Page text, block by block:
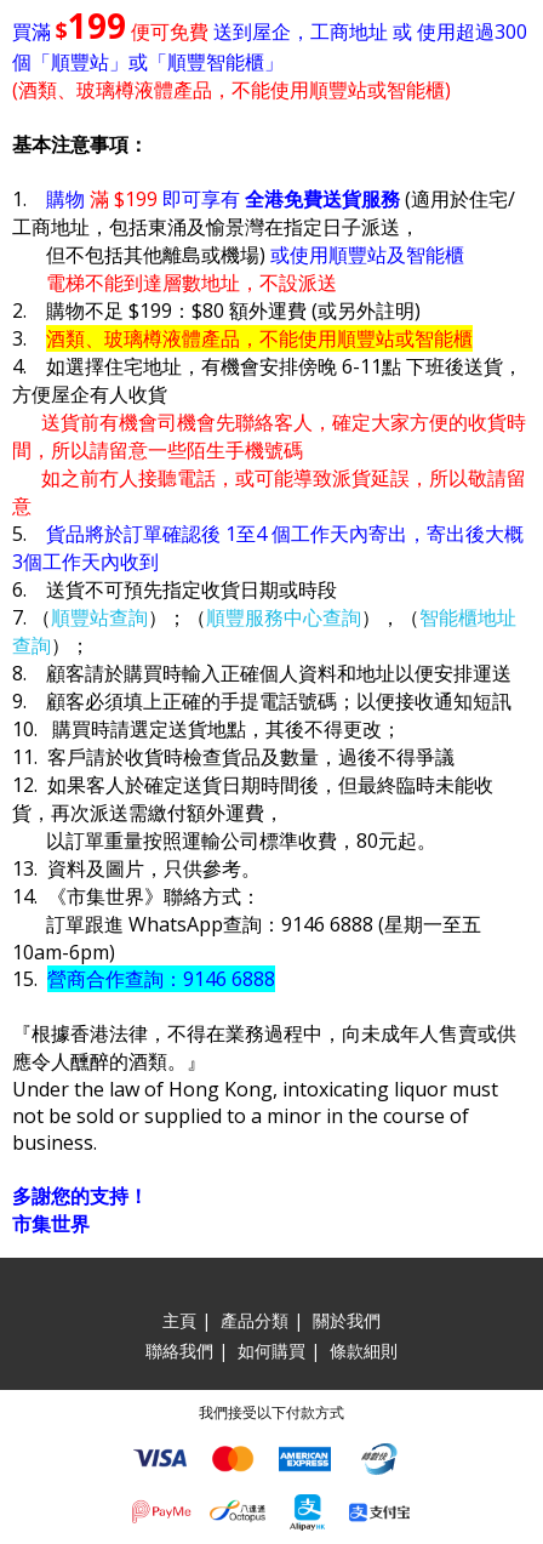
買滿$199 便可免費送到屋企，工商地址 或 使用超過300
個「順豐站」或「順豐智能櫃」
(酒類、玻璃樽液體產品，不能使用順豐站或智能櫃)
基本注意事項：
1. 購物 滿 $199 即可享有全港免費送貨服務(適用於住宅/
工商地址，包括東涌及愉景灣在指定日子派送，
但不包括其他離島或機場) 或使用順豐站及智能櫃
電梯不能到達層數地址，不設派送
2. 購物不足 $199：$80 額外運費 (或另外註明)
3. 酒類、玻璃樽液體產品，不能使用順豐站或智能櫃
4. 如選擇住宅地址，有機會安排傍晚 6-11點 下班後送貨，
方便屋企有人收貨
送貨前有機會司機會先聯絡客人，確定大家方便的收貨時
間，所以請留意一些陌生手機號碼
如之前冇人接聽電話，或可能導致派貨延誤，所以敬請留
意
5. 貨品將於訂單確認後 1至4 個工作天內寄出，寄出後大概
3個工作天內收到
6. 送貨不可預先指定收貨日期或時段
7. （順豐站查詢）；（順豐服務中心查詢），（智能櫃地址
查詢）；
8. 顧客請於購買時輸入正確個人資料和地址以便安排運送
9. 顧客必須填上正確的手提電話號碼；以便接收通知短訊
10. 購買時請選定送貨地點，其後不得更改；
11. 客戶請於收貨時檢查貨品及數量，過後不得爭議
12. 如果客人於確定送貨日期時間後，但最終臨時未能收
貨，再次派送需繳付額外運費，
以訂單重量按照運輸公司標準收費，80元起。
13. 資料及圖片，只供參考。
14. 《市集世界》聯絡方式：
訂單跟進 WhatsApp查詢：9146 6888 (星期一至五
10am-6pm)
15. 營商合作查詢：9146 6888
『根據香港法律，不得在業務過程中，向未成年人售賣或供
應令人醺醉的酒類。』
Under the law of Hong Kong, intoxicating liquor must
not be sold or supplied to a minor in the course of
business.
多謝您的支持！
市集世界
主頁 | 產品分類 | 關於我們
聯絡我們 | 如何購買 | 條款細則
我們接受以下付款方式